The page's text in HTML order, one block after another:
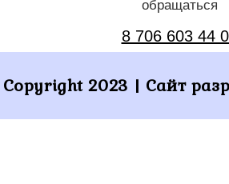
обращаться
8 706 603 44
Copyright 2023 | Сайт